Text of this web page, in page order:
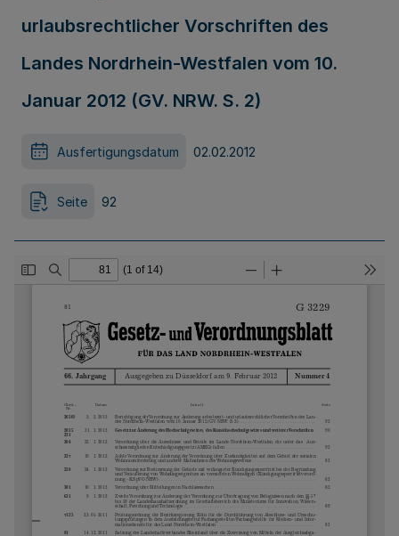
urlaubsrechtlicher Vorschriften des
Landes Nordrhein-Westfalen vom 10.
Januar 2012 (GV. NRW. S. 2)
Ausfertigungsdatum 02.02.2012
Seite 92